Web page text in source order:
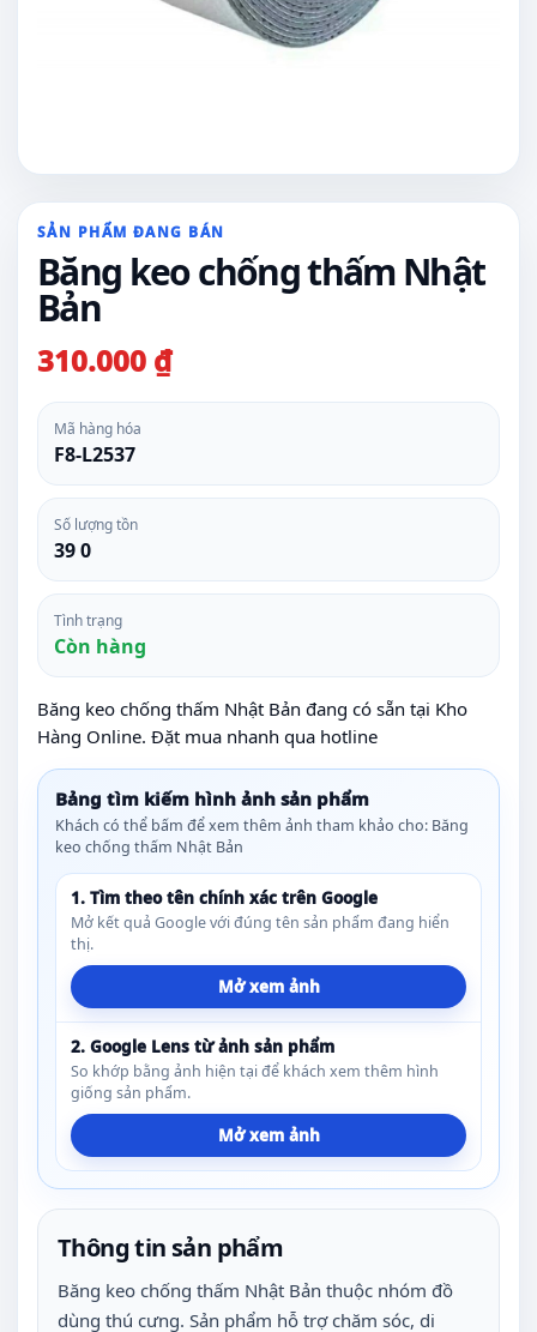
SẢN PHẨM ĐANG BÁN
Băng keo chống thấm Nhật
Bản
310.000 ₫
Mã hàng hóa
F8-L2537
Số lượng tồn
39 0
Tình trạng
Còn hàng
Băng keo chống thấm Nhật Bản đang có sẵn tại Kho
Hàng Online. Đặt mua nhanh qua hotline
Bảng tìm kiếm hình ảnh sản phẩm
Khách có thể bấm để xem thêm ảnh tham khảo cho: Băng
keo chống thấm Nhật Bản
1. Tìm theo tên chính xác trên Google
Mở kết quả Google với đúng tên sản phẩm đang hiển
thị.
Mở xem ảnh
2. Google Lens từ ảnh sản phẩm
So khớp bằng ảnh hiện tại để khách xem thêm hình
giống sản phẩm.
Mở xem ảnh
Thông tin sản phẩm
Băng keo chống thấm Nhật Bản thuộc nhóm đồ
dùng thú cưng. Sản phẩm hỗ trợ chăm sóc, di